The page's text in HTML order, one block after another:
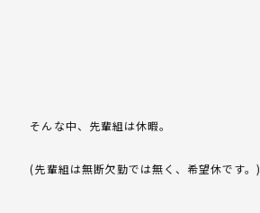
そんな中、先輩組は休暇。
(先輩組は無断欠勤では無く、希望休です。)